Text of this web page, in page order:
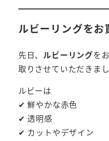
ルビーリングをお
先日、ルビーリングを
取りさせていただきまし
ルビーは
✔ 鮮やかな赤色
✔ 透明感
✔ カットやデザイン